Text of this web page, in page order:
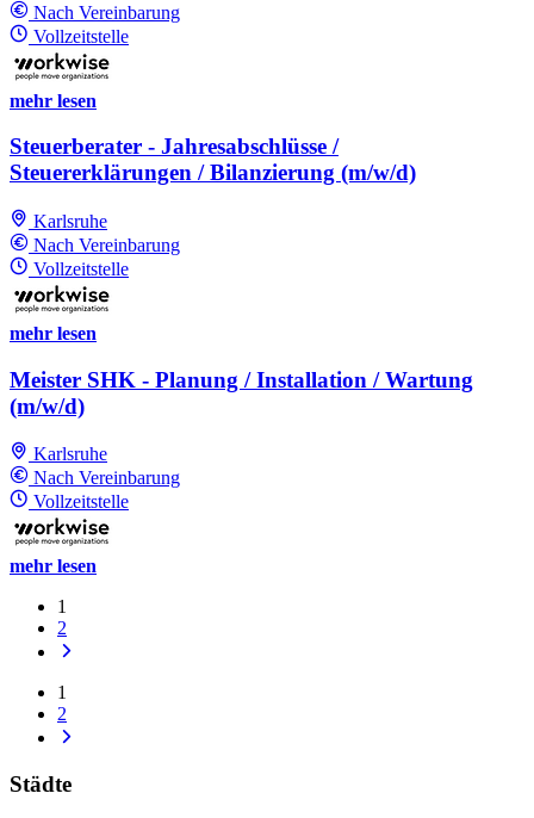
Nach Vereinbarung
Vollzeitstelle
mehr lesen
Steuerberater - Jahresabschlüsse /
Steuererklärungen / Bilanzierung (m/w/d)
Karlsruhe
Nach Vereinbarung
Vollzeitstelle
mehr lesen
Meister SHK - Planung / Installation / Wartung
(m/w/d)
Karlsruhe
Nach Vereinbarung
Vollzeitstelle
mehr lesen
1
2
1
2
Städte